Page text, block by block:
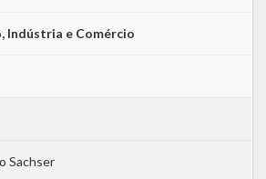
Indústria e Comércio
Sachser